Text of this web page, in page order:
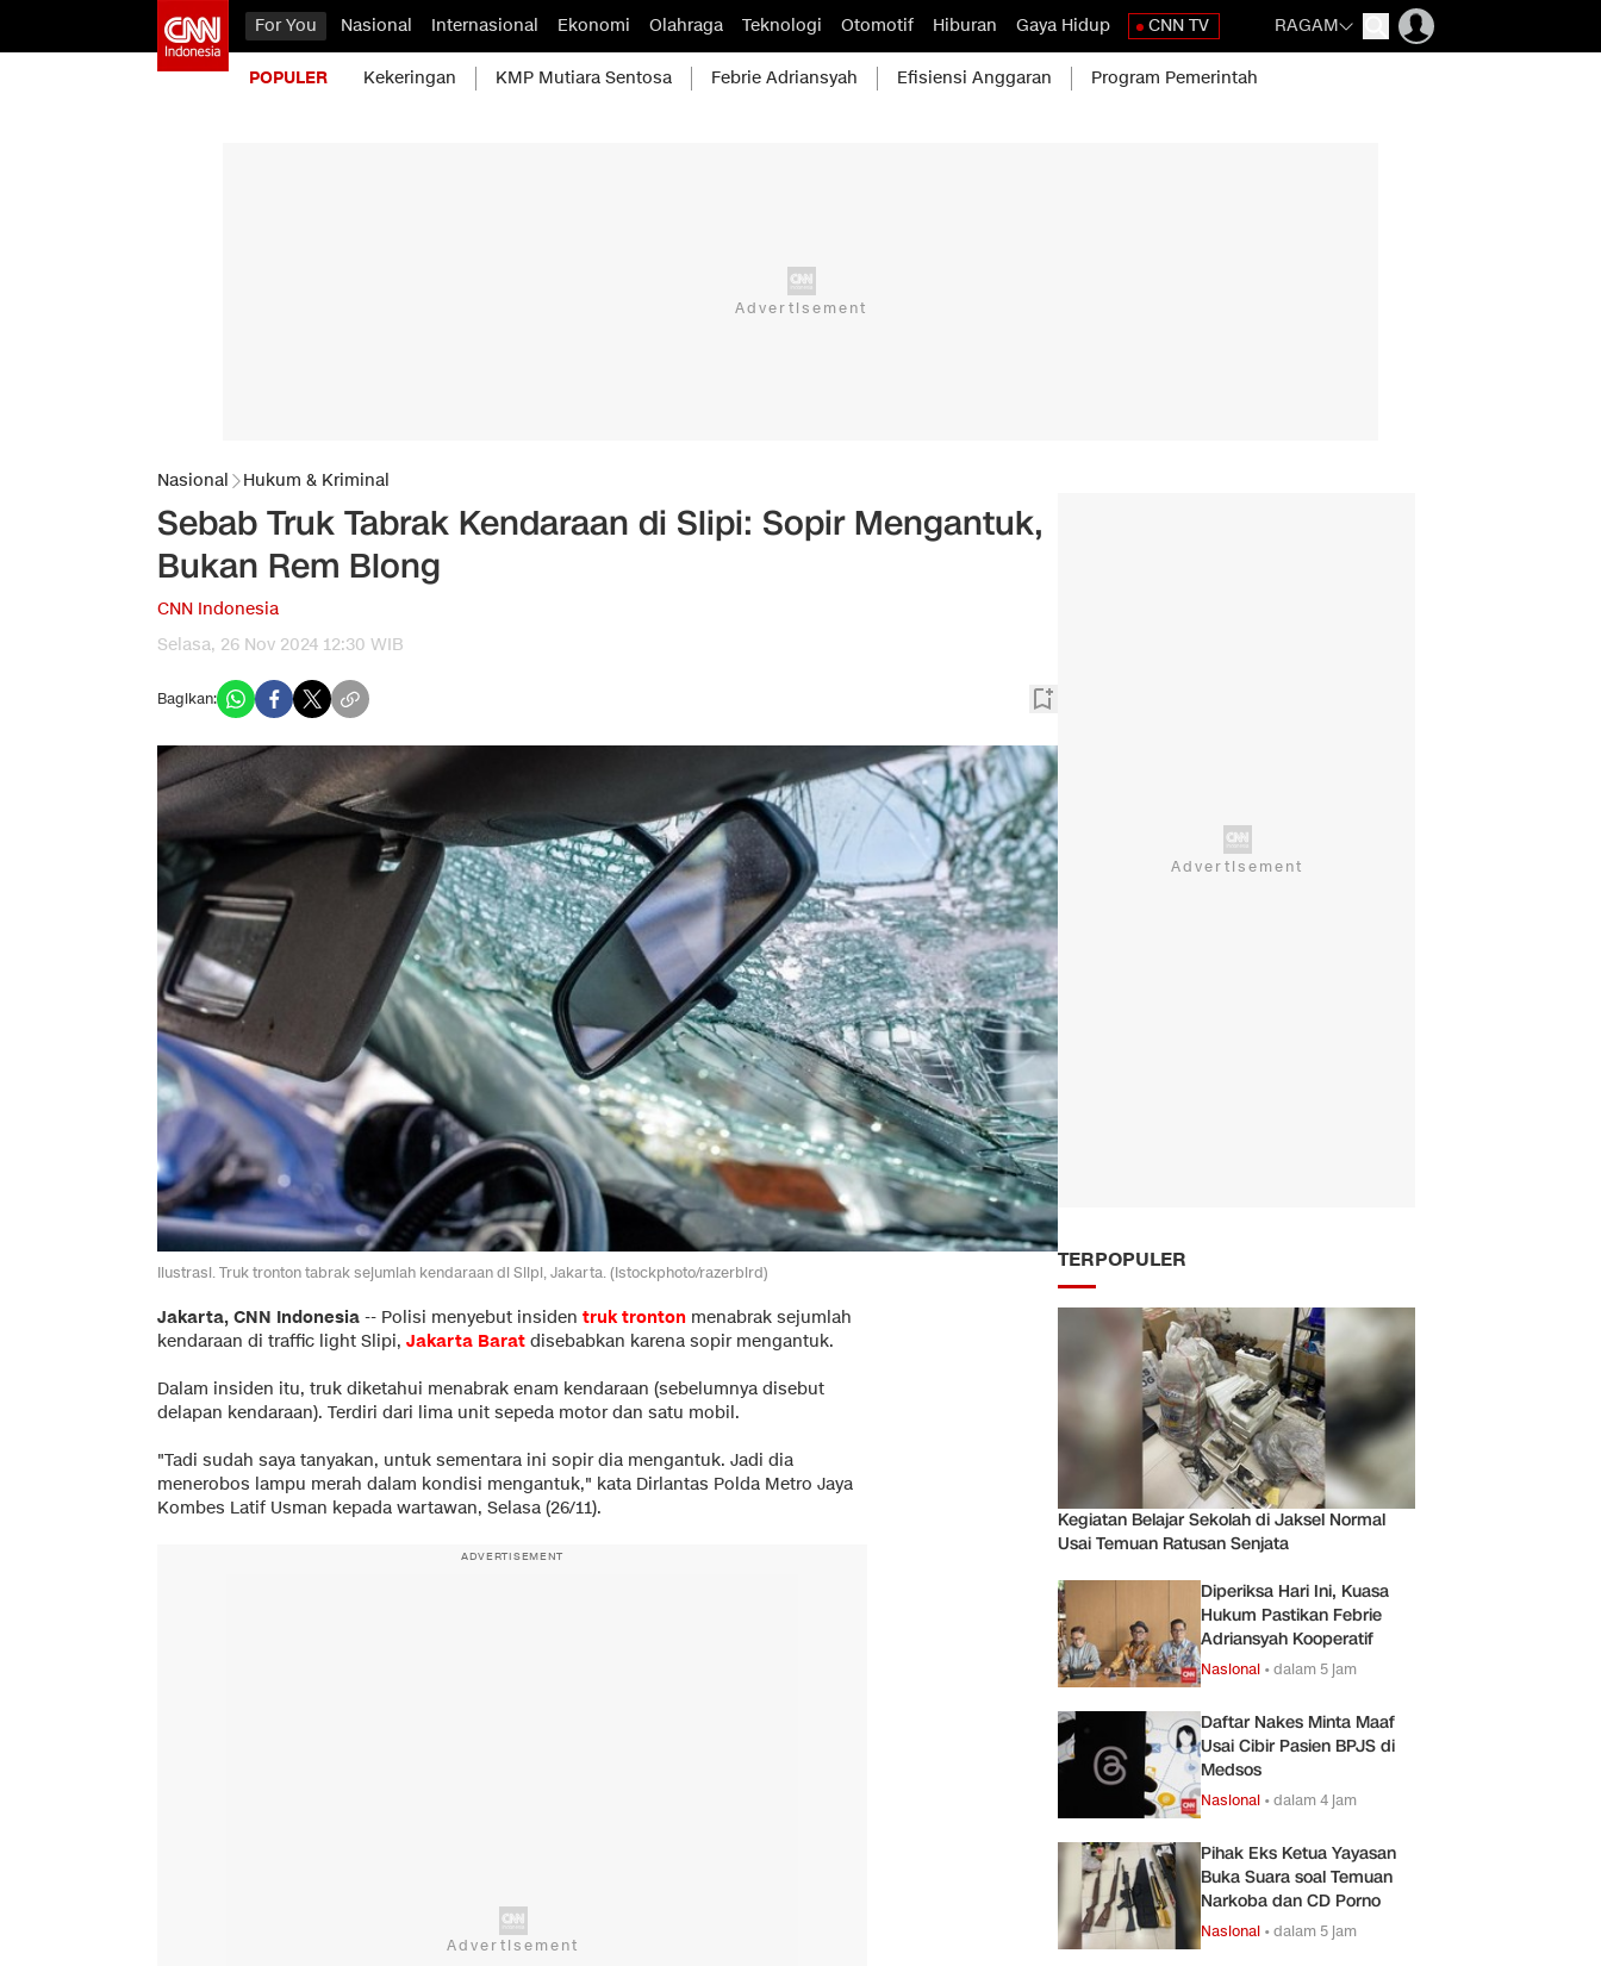
For You Nasional Internasional Ekonomi Olahraga Teknologi Otomotif Hiburan Gaya Hidup CNN TV RAGAM
POPULER Kekeringan KMP Mutiara Sentosa Febrie Adriansyah Efisiensi Anggaran Program Pemerintah
Nasional Hukum & Kriminal
Sebab Truk Tabrak Kendaraan di Slipi: Sopir Mengantuk,
Bukan Rem Blong
CNN Indonesia
Selasa, 26 Nov 2024 12:30 WIB
Bagikan:
Ilustrasi. Truk tronton tabrak sejumlah kendaraan di Slipi, Jakarta. (Istockphoto/razerbird)
Jakarta, CNN Indonesia -- Polisi menyebut insiden truk tronton menabrak sejumlah
kendaraan di traffic light Slipi, Jakarta Barat disebabkan karena sopir mengantuk.
Dalam insiden itu, truk diketahui menabrak enam kendaraan (sebelumnya disebut
delapan kendaraan). Terdiri dari lima unit sepeda motor dan satu mobil.
"Tadi sudah saya tanyakan, untuk sementara ini sopir dia mengantuk. Jadi dia
menerobos lampu merah dalam kondisi mengantuk," kata Dirlantas Polda Metro Jaya
Kombes Latif Usman kepada wartawan, Selasa (26/11).
ADVERTISEMENT
TERPOPULER
Kegiatan Belajar Sekolah di Jaksel Normal
Usai Temuan Ratusan Senjata
Diperiksa Hari Ini, Kuasa
Hukum Pastikan Febrie
Adriansyah Kooperatif
Nasional •dalam 5 jam
Daftar Nakes Minta Maaf
Usai Cibir Pasien BPJS di
Medsos
Nasional •dalam 4 jam
Pihak Eks Ketua Yayasan
Buka Suara soal Temuan
Narkoba dan CD Porno
Nasional •dalam 5 jam